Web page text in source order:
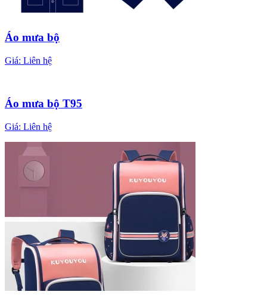
Áo mưa bộ
Giá: Liên hệ
Áo mưa bộ T95
Giá: Liên hệ